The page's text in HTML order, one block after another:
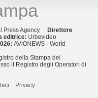
Press Agency
Direttore
editrice: Urbevideo
AVIONEWS - World
della Stampa del
il Registro degli Operatori di
Privacy